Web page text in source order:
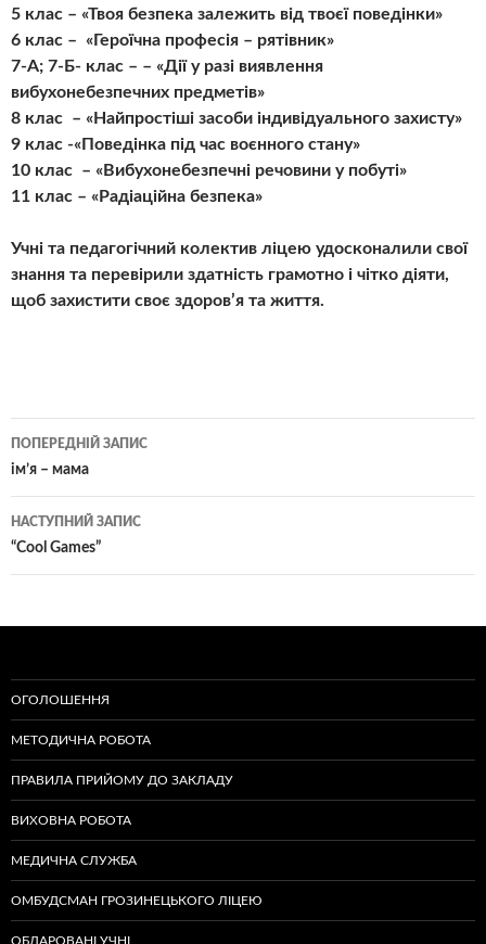
5 клас – «Твоя безпека залежить від твоєї поведінки»
6 клас – «Героїчна професія – рятівник»
7-А; 7-Б- клас – – «Дії у разі виявлення
вибухонебезпечних предметів»
8 клас – «Найпростіші засоби індивідуального захисту»
9 клас -«Поведінка під час воєнного стану»
10 клас – «Вибухонебезпечні речовини у побуті»
11 клас – «Радіаційна безпека»
Учні та педагогічний колектив ліцею удосконалили свої
знання та перевірили здатність грамотно і чітко діяти,
щоб захистити своє здоров’я та життя.
Навігація
по
записам
ПОПЕРЕДНІЙ ЗАПИС
ім’я – мама
НАСТУПНИЙ ЗАПИС
“Cool Games”
ОГОЛОШЕННЯ
МЕТОДИЧНА РОБОТА
ПРАВИЛА ПРИЙОМУ ДО ЗАКЛАДУ
ВИХОВНА РОБОТА
МЕДИЧНА СЛУЖБА
ОМБУДСМАН ГРОЗИНЕЦЬКОГО ЛІЦЕЮ
ОБДАРОВАНІ УЧНІ